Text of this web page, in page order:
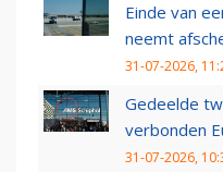
Einde van
neemt
31-07-2026,
Gedeelde
verbonden
31-07-2026,